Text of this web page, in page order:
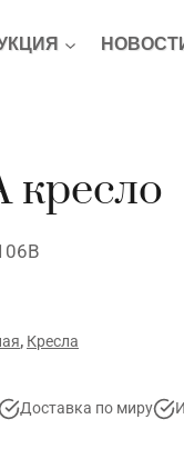
кресло
, Кресла
Доставка по миру